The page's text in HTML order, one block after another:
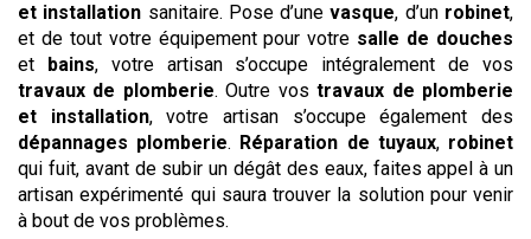
et installation sanitaire. Pose d’unevasque, d’un robinet,
et de tout votre équipement pour votre salle de douches
et bains, votre artisan s’occupe intégralement de vos
travaux de plomberie. Outre vostravaux de plomberie
et installation, votre artisan s’occupe également des
dépannages plomberie. Réparation de tuyaux, robinet
qui fuit, avant de subir un dégât des eaux, faites appel à un
artisan expérimenté qui saura trouver la solution pour venir
à bout de vos problèmes.